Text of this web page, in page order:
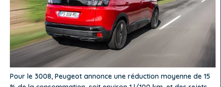
Pour le 3008, Peugeot annonce une réduction moyenne de 15